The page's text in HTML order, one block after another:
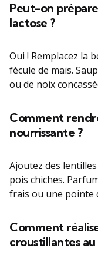
Peut-on
lactose ?
Oui ! Remplacez la
fécule de maïs.
ou de noix
Comment
nourrissante ?
Ajoutez des
pois chiches.
frais ou une pointe
Comment
croustillantes